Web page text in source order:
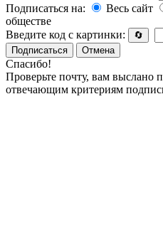
Подписаться на:
Весь сайт
обществе
Введите код с картинки:
🔄
Подписаться
Отмена
Спасибо!
Проверьте почту, вам выслано
отвечающим критериям